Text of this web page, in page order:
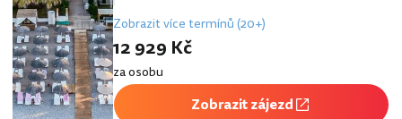
Zobrazit více termínů (20+)
12 929 Kč
za osobu
Zobrazit zájezd